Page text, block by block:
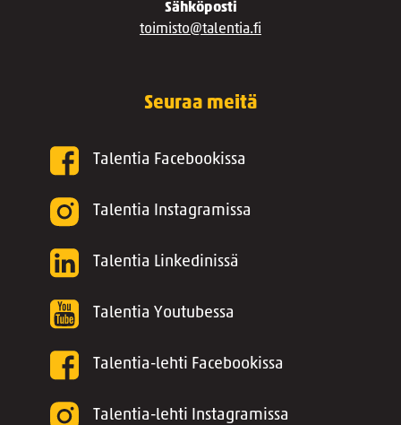
Sähköposti
toimisto@talentia.fi
Seuraa meitä
Talentia Facebookissa
Talentia Instagramissa
Talentia Linkedinissä
Talentia Youtubessa
Talentia-lehti Facebookissa
Talentia-lehti Instagramissa